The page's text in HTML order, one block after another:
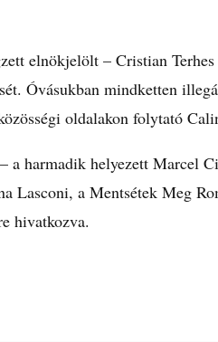
elnökjelölt – Cristian
Óvásukban mindketten
oldalakon folytató
a harmadik helyezett Marcel
Lasconi, a Mentsétek Meg
hivatkozva.